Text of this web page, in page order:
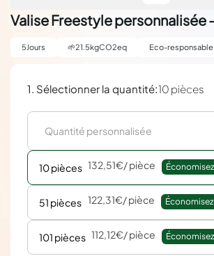
Valise Freestyle personnalisée
5 Jours 🌱21.5kgCO2eq Eco-responsable
1. Sélectionner la quantité:10 pièces
10 pièces 132,51€/ pièce Économisez
51 pièces 122,31€/ pièce Économisez
101 pièces 112,12€/ pièce Économisez